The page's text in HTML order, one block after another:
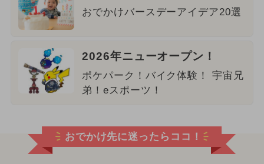
おでかけバースデーアイデア20選
2026年ニューオープン！
ポケパーク！バイク体験！ 宇宙兄
弟！eスポーツ！
おでかけ先に迷ったらココ！